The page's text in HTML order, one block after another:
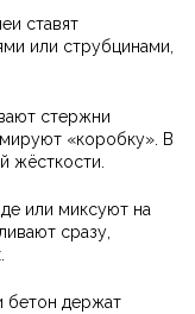
ставят
или струбцинами,
стержни
«коробку». В
жёсткости.
или миксуют на
сразу,
бетон держат